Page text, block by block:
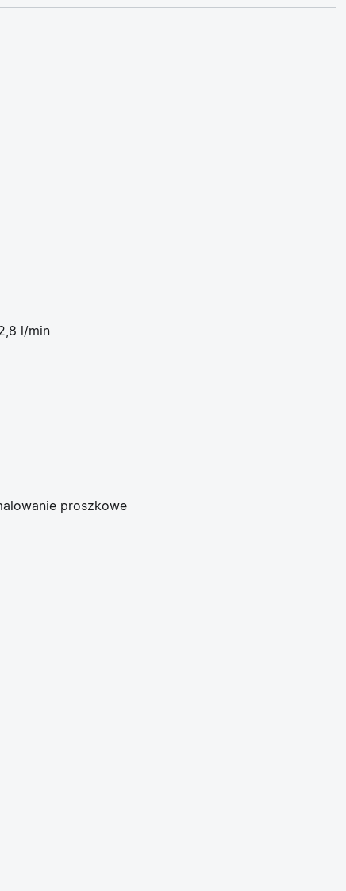
l/min
proszkowe